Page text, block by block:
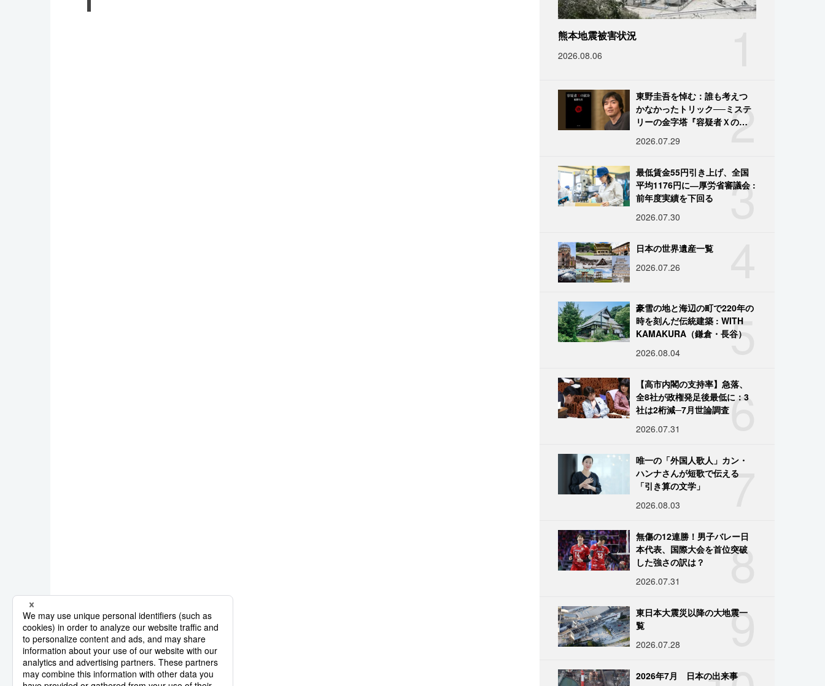
熊本地震被害状況
2026.08.06
2
東野圭吾を悼む：誰も考えつ
かなかったトリック──ミステ
リーの金字塔『容疑者Ｘの献
2026.07.29
3
最低賃金55円引き上げ、全国
平均1176円に―厚労省審議会 :
前年度実績を下回る
2026.07.30
日本の世界遺産一覧
2026.07.26
5
豪雪の地と海辺の町で220年の
時を刻んだ伝統建築 : WITH
KAMAKURA（鎌倉・長谷）
2026.08.04
6
【高市内閣の支持率】急落、
全8社が政権発足後最低に：3
社は2桁減─7月世論調査
2026.07.31
7
唯一の「外国人歌人」カン・
ハンナさんが短歌で伝える
「引き算の文学」
2026.08.03
8
無傷の12連勝！男子バレー日
本代表、国際大会を首位突破
した強さの訳は？
2026.07.31
9
東日本大震災以降の大地震一
覧
2026.07.28
2026年7月 日本の出来事